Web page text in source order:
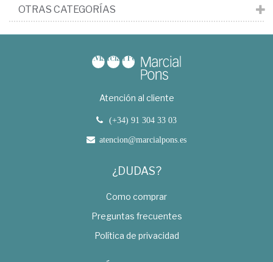
OTRAS CATEGORÍAS
Atención al cliente
(+34) 91 304 33 03
atencion@marcialpons.es
¿DUDAS?
Como comprar
Preguntas frecuentes
Política de privacidad